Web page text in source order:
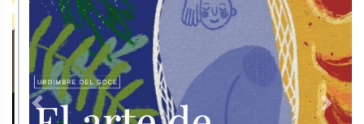
Previous Next